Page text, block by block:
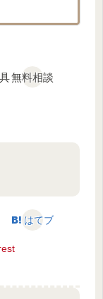
無料相談
はてブ